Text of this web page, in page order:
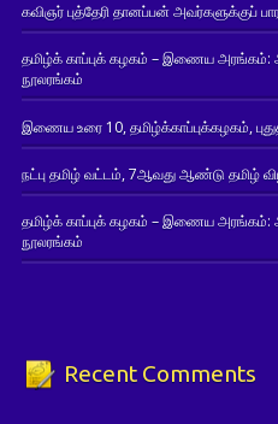
கவிஞர் புத்தேரி தானப்பன் அவர்களுக்குப்
தமிழ்க் காப்புக் கழகம் – இணைய அரங்கம்:
நூலரங்கம்
இணைய உரை 10, தமிழ்க்காப்புக்கழகம்,
நட்பு தமிழ் வட்டம், 7ஆவது ஆண்டு தமிழ்
தமிழ்க் காப்புக் கழகம் – இணைய அரங்கம்:
நூலரங்கம்
Recent Comments